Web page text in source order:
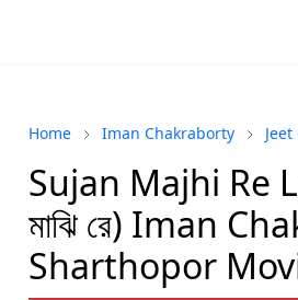
Home Iman Chakraborty
Sujan Majhi Re
মাঝি রে) Iman
Sharthopor